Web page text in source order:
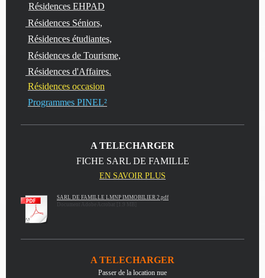
Résidences EHPAD
Résidences Séniors,
Résidences étudiantes,
Résidences de Tourisme,
Résidences d'Affaires.
Résidences occasion
Programmes PINEL²
A TELECHARGER
FICHE SARL DE FAMILLE
EN SAVOIR PLUS
SARL DE FAMILLE LMNP IMMOBILIER 2.pdf
Document Adobe Acrobat [1.9 MB]
A TELECHARGER
Passer de la location nue